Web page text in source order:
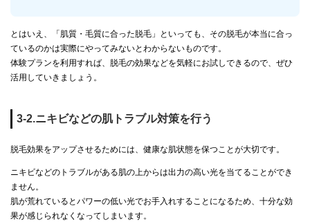
とはいえ、「肌質・毛質に合った脱毛」といっても、その脱毛が本当に合っ
ているのかは実際にやってみないとわからないものです。
体験プランを利用すれば、脱毛の効果などを気軽にお試しできるので、ぜひ
活用していきましょう。
3-2.ニキビなどの肌トラブル対策を行う
脱毛効果をアップさせるためには、健康な肌状態を保つことが大切です。
ニキビなどのトラブルがある肌の上からは出力の高い光を当てることができ
ません。
肌が荒れているとパワーの低い光でお手入れすることになるため、十分な効
果が感じられなくなってしまいます。